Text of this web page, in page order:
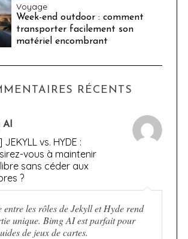
Voyage
Week-end outdoor : comment
transporter facilement son
matériel encombrant
RÉCENTS
AI
JEKYLL vs. HYDE :
vous à maintenir
sans céder aux
?
entre les rôles de Jekyll et Hyde rend
unique. Bimg AI est parfait pour
de jeux de cartes.